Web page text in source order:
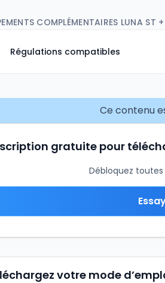
COMPLÉMENTAIRES LUNA ST
Régulations compatibles
Ce contenu
gratuite pour
Débloquez
votre mode